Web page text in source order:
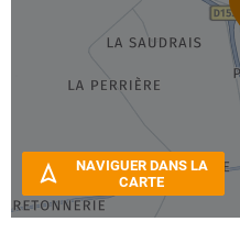
NAVIGUER DANS LA
CARTE